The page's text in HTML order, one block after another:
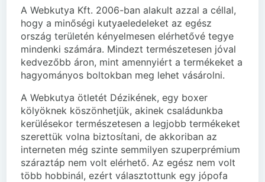
A Webkutya Kft. 2006-ban alakult azzal a céllal,
hogy a minőségi kutyaeledeleket az egész
ország területén kényelmesen elérhetővé tegye
mindenki számára. Mindezt természetesen jóval
kedvezőbb áron, mint amennyiért a termékeket a
hagyományos boltokban meg lehet vásárolni.
A Webkutya ötletét Dézikének, egy boxer
kölyöknek köszönhetjük, akinek családunkba
kerülésekor természetesen a legjobb termékeket
szerettük volna biztosítani, de akkoriban az
interneten még szinte semmilyen szuperprémium
száraztáp nem volt elérhető. Az egész nem volt
több hobbinál, ezért választottunk egy jópofa